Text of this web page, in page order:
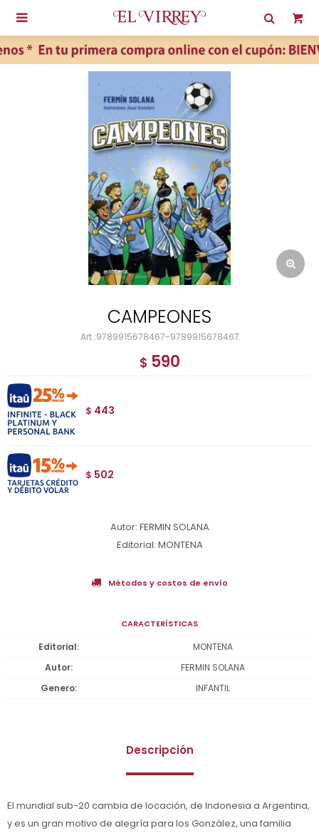

CAMPEONES
9789915678467-9789915678467
$ 590
$ 443
$ 502
Autor: FERMIN SOLANA
Editorial: MONTENA
Métodos y costos de envío
CARACTERÍSTICAS
Editorial
MONTENA
Autor
FERMIN SOLANA
Genero
INFANTIL
Descripción
El mundial sub-20 cambia de locación, de Indonesia a Argentina,
y es un gran motivo de alegría para los González, una familia